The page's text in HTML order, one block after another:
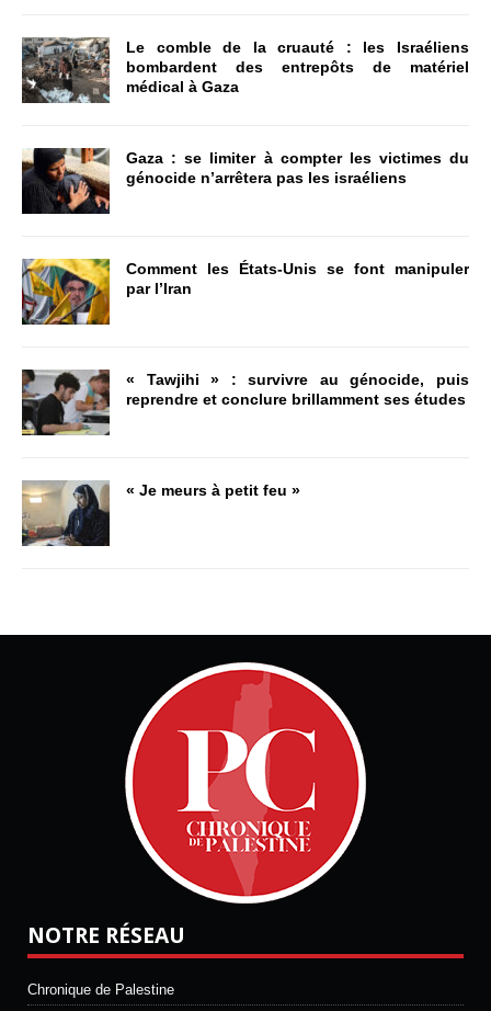
Le comble de la cruauté : les Israéliens
bombardent des entrepôts de matériel
médical à Gaza
Gaza : se limiter à compter les victimes du
génocide n’arrêtera pas les israéliens
Comment les États-Unis se font manipuler
par l’Iran
« Tawjihi » : survivre au génocide, puis
reprendre et conclure brillamment ses études
« Je meurs à petit feu »
NOTRE RÉSEAU
Chronique de Palestine